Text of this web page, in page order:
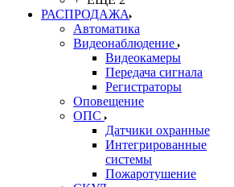
РАСПРОДАЖА
Автоматика
Видеонаблюдение
Видеокамеры
Передача сигнала
Регистраторы
Оповещение
ОПС
Датчики охранные
Интегрированные
системы
Пожаротушение